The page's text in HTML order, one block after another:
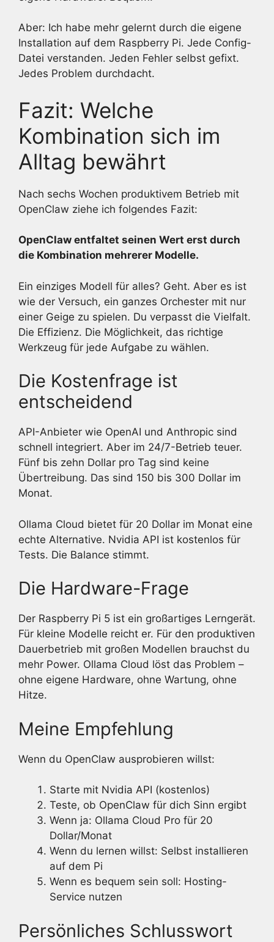
Aber: Ich habe mehr gelernt durch die eigene
Installation auf dem Raspberry Pi. Jede Config-
Datei verstanden. Jeden Fehler selbst gefixt.
Jedes Problem durchdacht.
Fazit: Welche
Kombination sich im
Alltag bewährt
Nach sechs Wochen produktivem Betrieb mit
OpenClaw ziehe ich folgendes Fazit:
OpenClaw entfaltet seinen Wert erst durch
die Kombination mehrerer Modelle.
Ein einziges Modell für alles? Geht. Aber es ist
wie der Versuch, ein ganzes Orchester mit nur
einer Geige zu spielen. Du verpasst die Vielfalt.
Die Effizienz. Die Möglichkeit, das richtige
Werkzeug für jede Aufgabe zu wählen.
Die Kostenfrage ist
entscheidend
API-Anbieter wie OpenAI und Anthropic sind
schnell integriert. Aber im 24/7-Betrieb teuer.
Fünf bis zehn Dollar pro Tag sind keine
Übertreibung. Das sind 150 bis 300 Dollar im
Monat.
Ollama Cloud bietet für 20 Dollar im Monat eine
echte Alternative. Nvidia API ist kostenlos für
Tests. Die Balance stimmt.
Die Hardware-Frage
Der Raspberry Pi 5 ist ein großartiges Lerngerät.
Für kleine Modelle reicht er. Für den produktiven
Dauerbetrieb mit großen Modellen brauchst du
mehr Power. Ollama Cloud löst das Problem –
ohne eigene Hardware, ohne Wartung, ohne
Hitze.
Meine Empfehlung
Wenn du OpenClaw ausprobieren willst:
Starte mit Nvidia API (kostenlos)
Teste, ob OpenClaw für dich Sinn ergibt
Wenn ja: Ollama Cloud Pro für 20
Dollar/Monat
Wenn du lernen willst: Selbst installieren
auf dem Pi
Wenn es bequem sein soll: Hosting-
Service nutzen
Persönliches Schlusswort